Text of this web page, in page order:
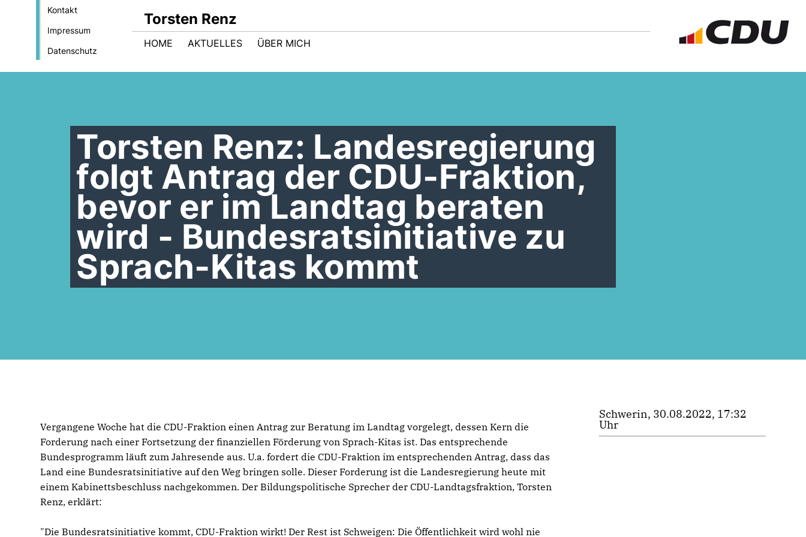
Kontakt
Impressum
Datenschutz
Torsten Renz
HOME AKTUELLES ÜBER MICH
Torsten Renz: Landesregierung
folgt Antrag der CDU-Fraktion,
bevor er im Landtag beraten
wird - Bundesratsinitiative zu
Sprach-Kitas kommt
Vergangene Woche hat die CDU-Fraktion einen Antrag zur Beratung im Landtag vorgelegt, dessen Kern die
Forderung nach einer Fortsetzung der finanziellen Förderung von Sprach-Kitas ist. Das entsprechende
Bundesprogramm läuft zum Jahresende aus. U.a. fordert die CDU-Fraktion im entsprechenden Antrag, dass das
Land eine Bundesratsinitiative auf den Weg bringen solle. Dieser Forderung ist die Landesregierung heute mit
einem Kabinettsbeschluss nachgekommen. Der Bildungspolitische Sprecher der CDU-Landtagsfraktion, Torsten
Renz, erklärt:
"Die Bundesratsinitiative kommt, CDU-Fraktion wirkt! Der Rest ist Schweigen: Die Öffentlichkeit wird wohl nie
Schwerin, 30.08.2022, 17:32
Uhr